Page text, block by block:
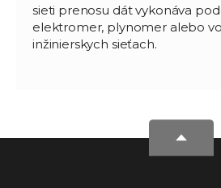
sieti prenosu dát vykonáva
elektromer, plynomer alebo
inžinierskych sieťach.